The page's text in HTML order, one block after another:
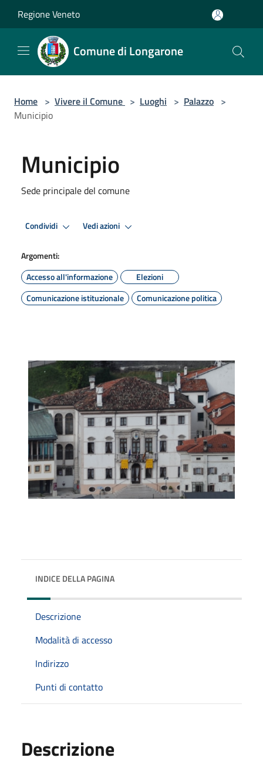
Regione Veneto
Comune di Longarone
Home > Vivere il Comune > Luoghi > Palazzo >
Municipio
Municipio
Sede principale del comune
Condividi Vedi azioni
Argomenti:
Accesso all'informazione
Elezioni
Comunicazione istituzionale
Comunicazione politica
INDICE DELLA PAGINA
Descrizione
Modalità di accesso
Indirizzo
Punti di contatto
Descrizione